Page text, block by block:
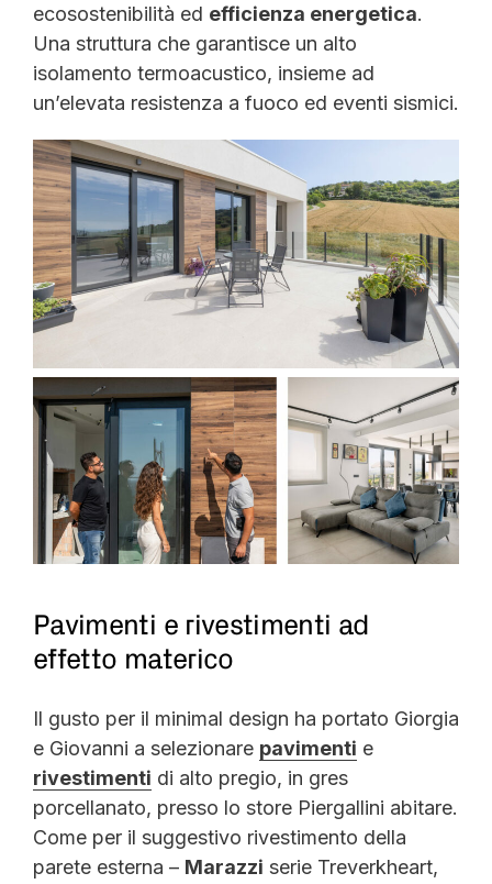
ecosostenibilità ed efficienza energetica.
Una struttura che garantisce un alto
isolamento termoacustico, insieme ad
un’elevata resistenza a fuoco ed eventi sismici.
Pavimenti e rivestimenti ad
effetto materico
Il gusto per il minimal design ha portato Giorgia
e Giovanni a selezionare pavimenti e
rivestimenti di alto pregio, in gres
porcellanato, presso lo store Piergallini abitare.
Come per il suggestivo rivestimento della
parete esterna – Marazzi serie Treverkheart,